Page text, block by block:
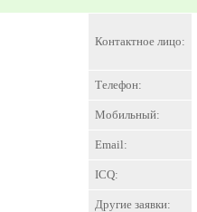
Контактное лицо:
Телефон:
Мобильный:
Email:
ICQ:
Другие заявки: